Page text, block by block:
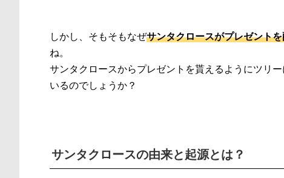
しかし、そもそもなぜサンタクロースがプレゼント
ね。
サンタクロースからプレゼントを貰えるようにツリ
いるのでしょうか？
サンタクロースの由来と起源とは？